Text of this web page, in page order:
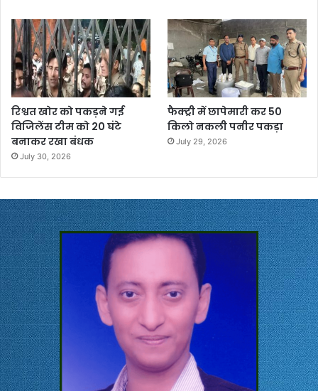
रिश्वत खोर को पकड़ने गई
विजिलेंस टीम को 20 घंटे
बनाकर रखा बंधक
July 30, 2026
फैक्ट्री में छापेमारी कर 50
किलो नकली पनीर पकड़ा
July 29, 2026